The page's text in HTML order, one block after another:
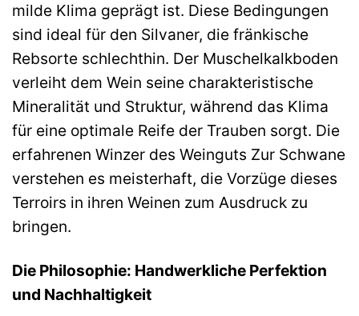
milde Klima geprägt ist. Diese Bedingungen
sind ideal für den Silvaner, die fränkische
Rebsorte schlechthin. Der Muschelkalkboden
verleiht dem Wein seine charakteristische
Mineralität und Struktur, während das Klima
für eine optimale Reife der Trauben sorgt. Die
erfahrenen Winzer des Weinguts Zur Schwane
verstehen es meisterhaft, die Vorzüge dieses
Terroirs in ihren Weinen zum Ausdruck zu
bringen.
Die Philosophie: Handwerkliche Perfektion
und Nachhaltigkeit